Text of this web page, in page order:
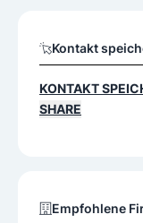
Kontakt
KONTAKT
SHARE
Empfohlene